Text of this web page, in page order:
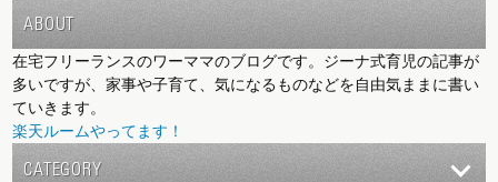
ABOUT
在宅フリーランスのワーママのブログです。ジーナ式育児の記事が
多いですが、家事や子育て、気になるものなどを自由気ままに書い
ていきます。
楽天ルームやってます！
CATEGORY